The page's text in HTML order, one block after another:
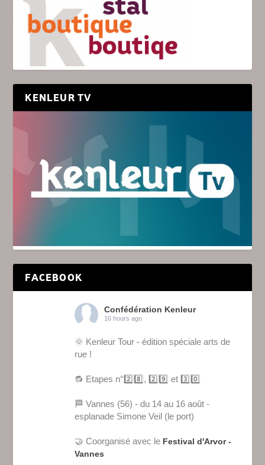
KENLEUR TV
FACEBOOK
Confédération Kenleur
16 hours ago
🌞 Kenleur Tour - édition spéciale arts de
rue !
🔂 Etapes n°2️⃣8️⃣, 2️⃣9️⃣ et 3️⃣0️⃣
🏁 Vannes (56) - du 14 au 16 août -
esplanade Simone Veil (le port)
🤝 Coorganisé avec le Festival d'Arvor -
Vannes